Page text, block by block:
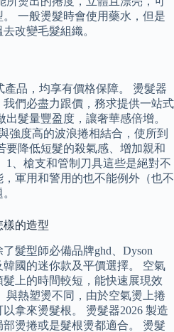
一般燙髮時會使用藥水，但是
改變毛髮組織。
產品，均享有價格保障。 燙髮器
們必盡力跟價，務求提供一站式
髮量豐盈度，讓奢華感倍增。
強度高的波浪捲相結合，使所到
要降低短髮的殺氣感、增加親和
1、槍支和管制刀具這些是絕對不
軍用和警用的也不能例外（也不
樣的造型
髮型師必備品牌ghd、Dyson
國的迷你款及平價選擇。 空氣
上的時間較短，能快速展現效
與熱塑燙不同，由於空氣燙上捲
拿來燙髮根。 燙髮器2026 製造
燙捲或是髮根燙都適合。 燙髮